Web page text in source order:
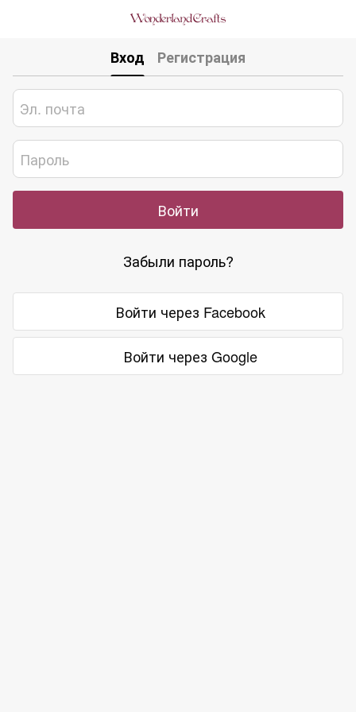
Вход Регистрация
Войти
Забыли пароль?
Войти через Facebook
Войти через Google